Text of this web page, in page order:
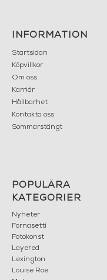
INFORMATION
Startsidan
Köpvillkor
Om oss
Karriär
Hållbarhet
Kontakta oss
Sommarstängt
POPULÄRA
KATEGORIER
Nyheter
Fornasetti
Fotokonst
Layered
Lexington
Louise Roe